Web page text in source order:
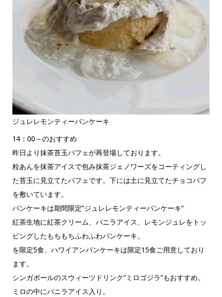
ジュレレモンティーパンケーキ
14：00～のおすすめ
昨日より抹茶苔玉パフェが再登場しております。
粒あんを抹茶アイスで包み抹茶ジェノワーズをコーティングし
た苔玉に見立てたパフェです。下には土に見立てたチョコパフ
を敷いています。
パンケーキは期間限定”ジュレレモンティーパンケーキ”
紅茶生地に紅茶クリーム、バニラアイス、レモンジュレをトッ
ピングしたもちもちふわふわパンケーキ。
を限定5食、ハワイアンパンケーキは限定15食ご用意しており
ます。
シンガポールのスウィーツドリンク”ミロゴジラ”もおすすめ。
ミロの中にバニラアイス入り。